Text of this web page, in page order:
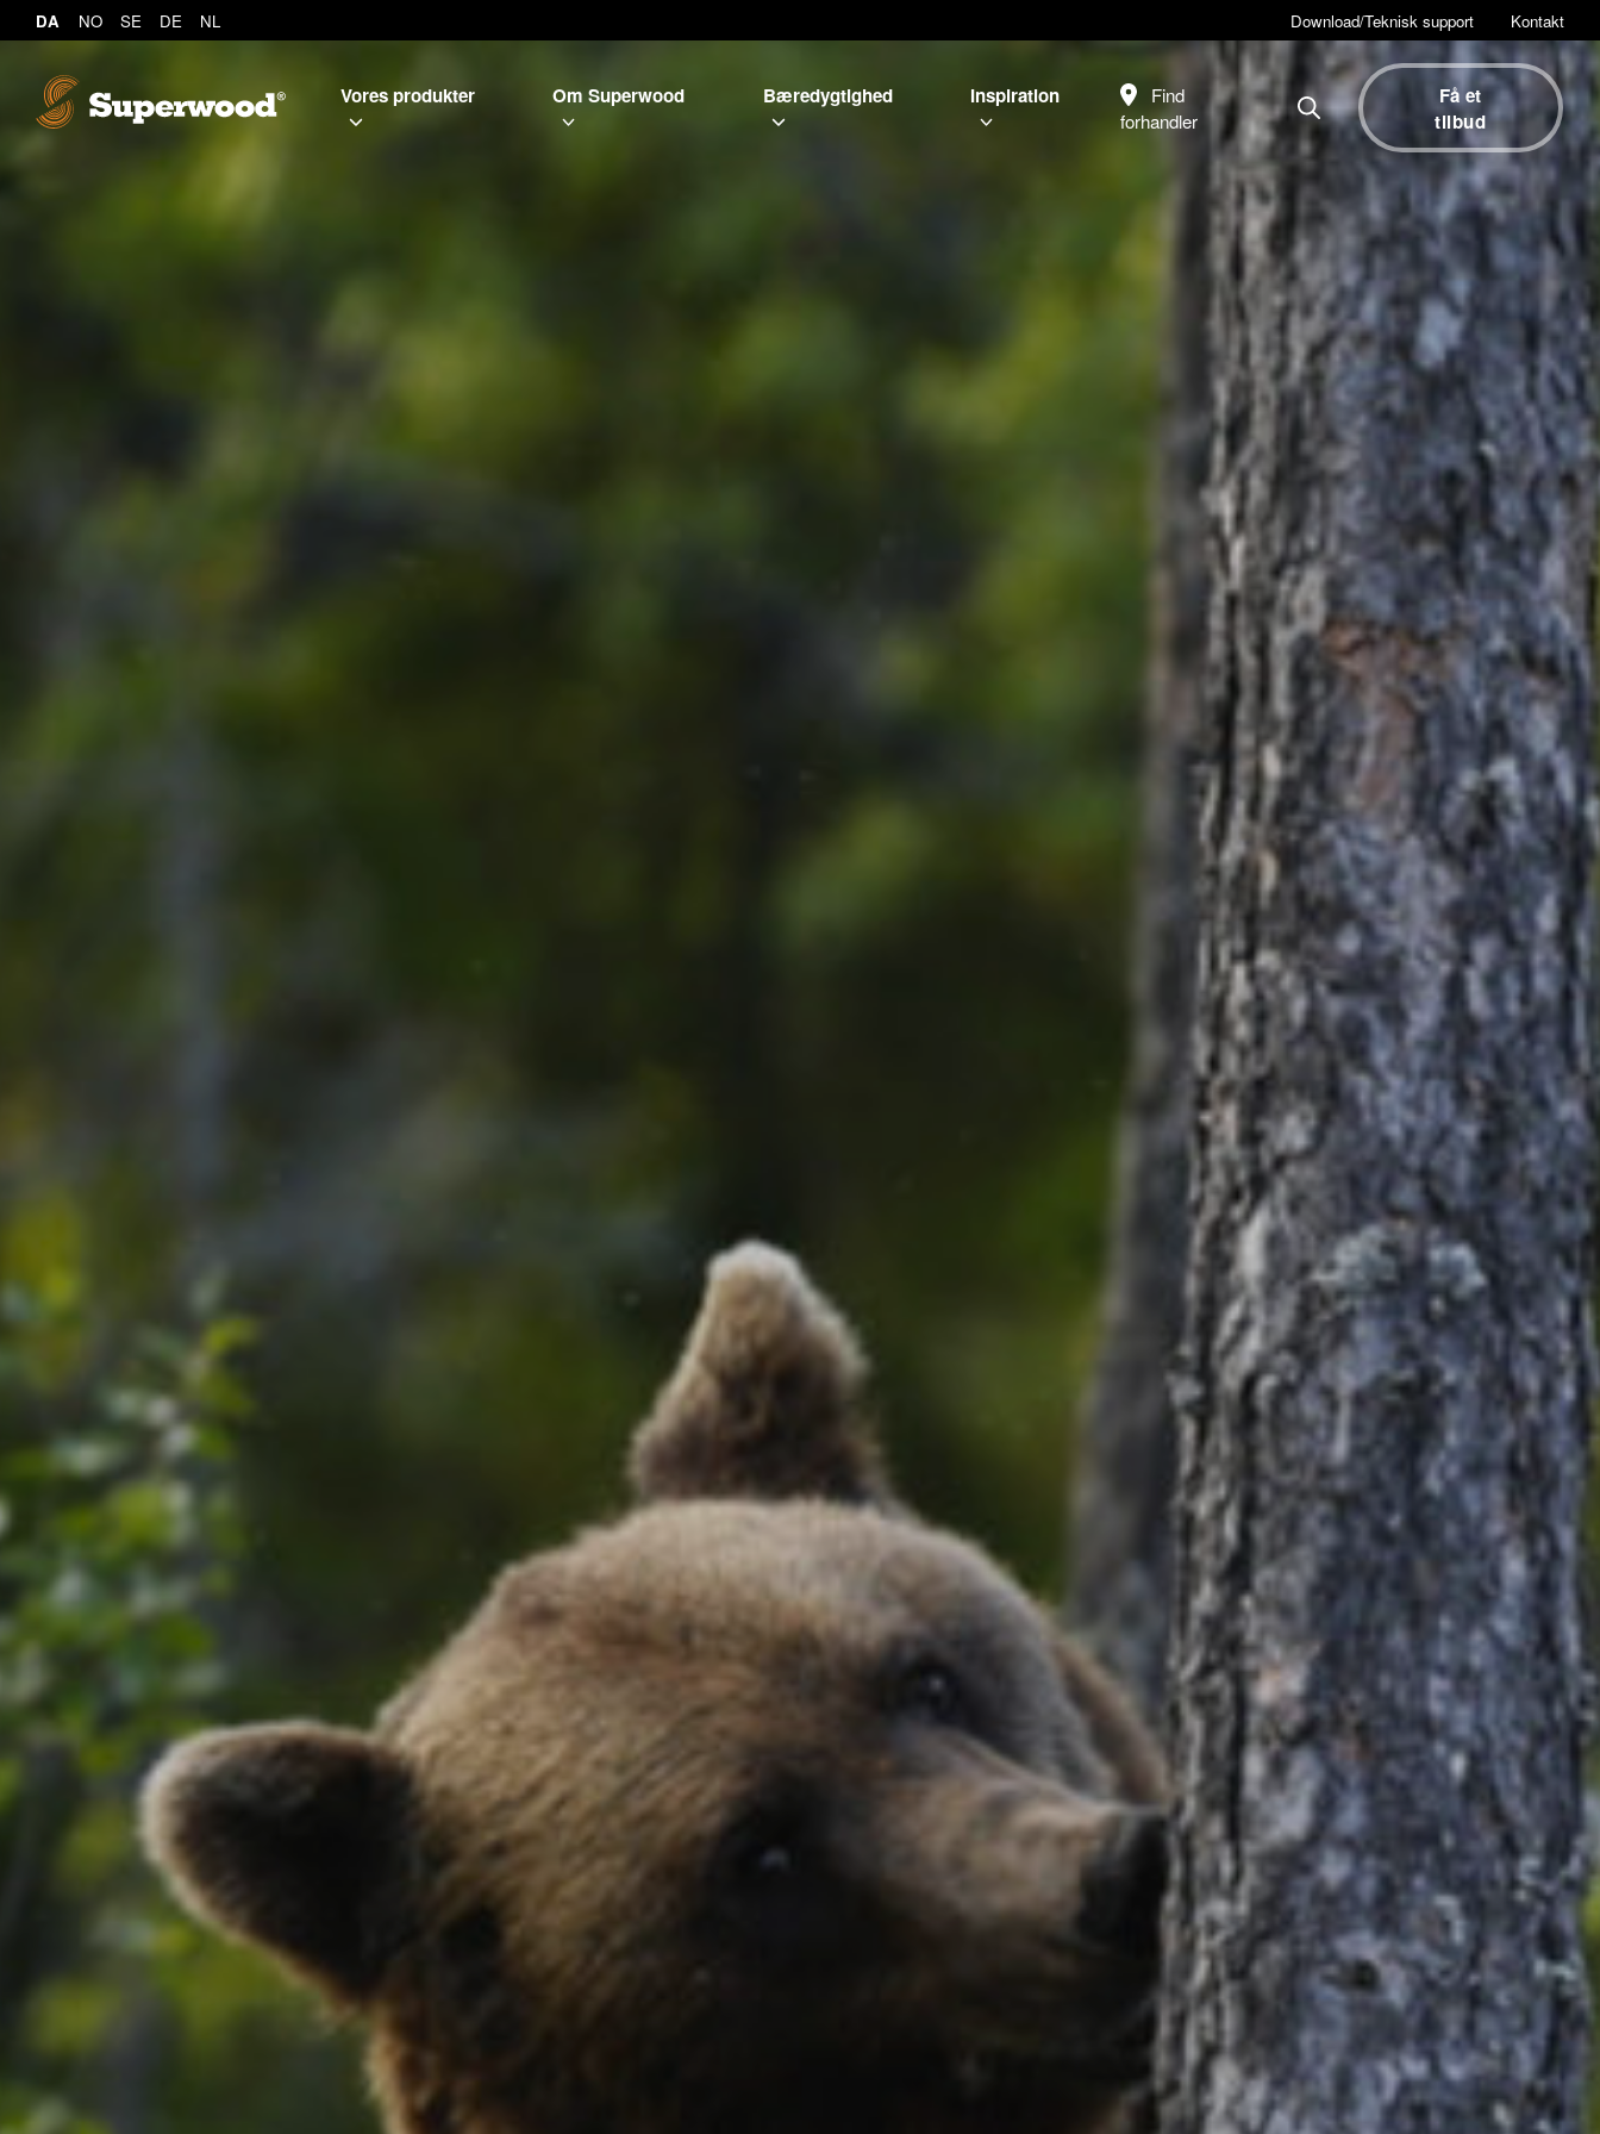
DA NO SE DE NL Download/Teknisk support Kontakt
Vores produkter Om Superwood Bæredygtighed Inspiration
Find
forhandler
Få et
tilbud